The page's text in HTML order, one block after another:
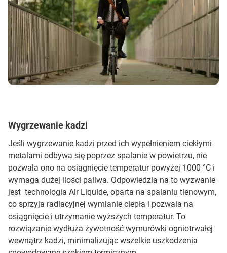
Wygrzewanie kadzi
Jeśli wygrzewanie kadzi przed ich wypełnieniem ciekłymi
metalami odbywa się poprzez spalanie w powietrzu, nie
pozwala ono na osiągnięcie temperatur powyżej 1000 °C i
wymaga dużej ilości paliwa. Odpowiedzią na to wyzwanie
jest technologia Air Liquide, oparta na spalaniu tlenowym,
co sprzyja radiacyjnej wymianie ciepła i pozwala na
osiągnięcie i utrzymanie wyższych temperatur. To
rozwiązanie wydłuża żywotność wymurówki ogniotrwałej
wewnątrz kadzi, minimalizując wszelkie uszkodzenia